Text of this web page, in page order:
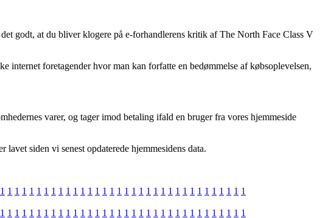
godt, at du bliver klogere på e-forhandlerens kritik af The North Face Class V
foretagender hvor man kan forfatte en bedømmelse af købsoplevelsen,
varer, og tager imod betaling ifald en bruger fra vores hjemmeside
siden vi senest opdaterede hjemmesidens data.
1 1 1 1 1 1 1 1 1 1 1 1 1 1 1 1 1 1 1 1 1 1 1 1 1 1 1 1 1 1 1 1 1 1
1 1 1 1 1 1 1 1 1 1 1 1 1 1 1 1 1 1 1 1 1 1 1 1 1 1 1 1 1 1 1 1 1 1